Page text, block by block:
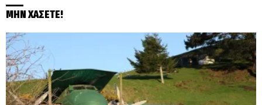
ΜΗΝ ΧΑΣΕΤΕ!